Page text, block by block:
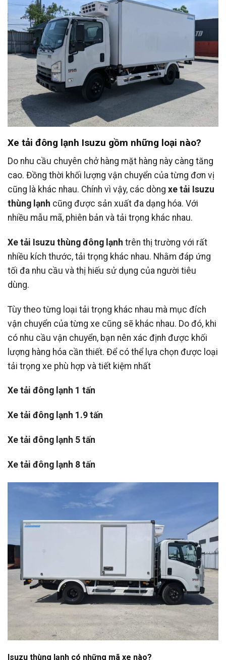
Xe tải đông lạnh Isuzu gồm những loại nào?
Do nhu cầu chuyên chở hàng mặt hàng này càng tăng
cao. Đồng thời khối lượng vận chuyển của từng đơn vị
cũng là khác nhau. Chính vì vậy, các dòng xe tải Isuzu
thùng lạnh cũng được sản xuất đa dạng hóa. Với
nhiều mẫu mã, phiên bản và tải trọng khác nhau.
Xe tải Isuzu thùng đông lạnh trên thị trường với rất
nhiều kích thước, tải trọng khác nhau. Nhằm đáp ứng
tối đa nhu cầu và thị hiếu sử dụng của người tiêu
dùng.
Tùy theo từng loại tải trọng khác nhau mà mục đích
vận chuyển của từng xe cũng sẽ khác nhau. Do đó, khi
có nhu cầu vận chuyển, bạn nên xác định được khối
lượng hàng hóa cần thiết. Để có thể lựa chọn được loại
tải trọng xe phù hợp và tiết kiệm nhất
Xe tải đông lạnh 1 tấn
Xe tải đông lạnh 1.9 tấn
Xe tải đông lạnh 5 tấn
Xe tải đông lạnh 8 tấn
Isuzu thùng lạnh có những mã xe nào?